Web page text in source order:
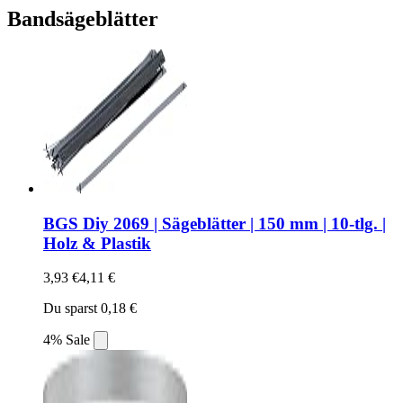
Bandsägeblätter
BGS Diy 2069 | Sägeblätter | 150 mm | 10-tlg. |
Holz & Plastik
3,93 €4,11 €
Du sparst 0,18 €
4% Sale